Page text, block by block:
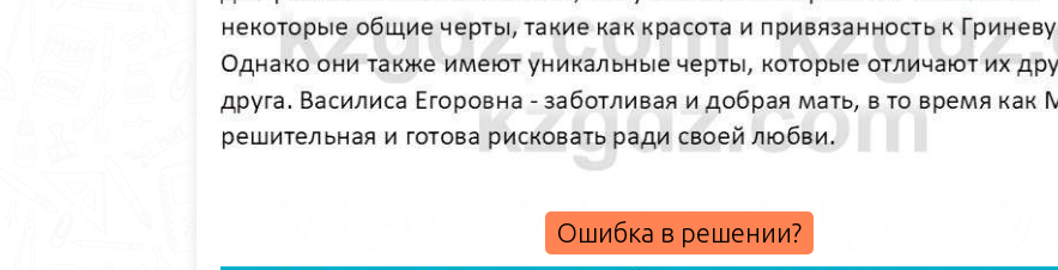
Ошибка в решении?